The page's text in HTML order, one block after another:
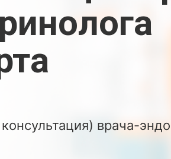
врача-